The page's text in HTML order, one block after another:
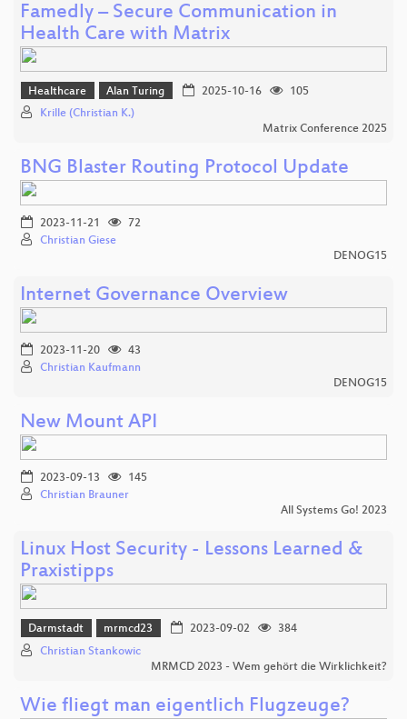
Famedly – Secure Communication in
Health Care with Matrix
Healthcare Alan Turing 2025-10-16
105
Krille (Christian K.)
Matrix Conference 2025
BNG Blaster Routing Protocol Update
2023-11-21
72
Christian Giese
DENOG15
Internet Governance Overview
2023-11-20
43
Christian Kaufmann
DENOG15
New Mount API
2023-09-13
145
Christian Brauner
All Systems Go! 2023
Linux Host Security - Lessons Learned &
Praxistipps
Darmstadt mrmcd23 2023-09-02
384
Christian Stankowic
MRMCD 2023 - Wem gehört die Wirklichkeit?
Wie fliegt man eigentlich Flugzeuge?